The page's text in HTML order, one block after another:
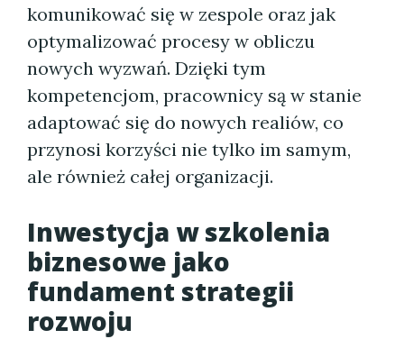
komunikować się w zespole oraz jak
optymalizować procesy w obliczu
nowych wyzwań. Dzięki tym
kompetencjom, pracownicy są w stanie
adaptować się do nowych realiów, co
przynosi korzyści nie tylko im samym,
ale również całej organizacji.
Inwestycja w szkolenia
biznesowe jako
fundament strategii
rozwoju